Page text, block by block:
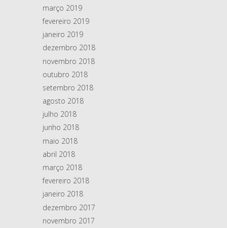
março 2019
fevereiro 2019
janeiro 2019
dezembro 2018
novembro 2018
outubro 2018
setembro 2018
agosto 2018
julho 2018
junho 2018
maio 2018
abril 2018
março 2018
fevereiro 2018
janeiro 2018
dezembro 2017
novembro 2017